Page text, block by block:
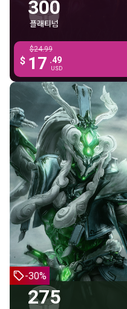
300
플래티넘
$24.99
$ 17 .49
USD
지금 구매하세요
-30%
275
275 플
오공 기
275 플래
오공 기담
천지 태양 &